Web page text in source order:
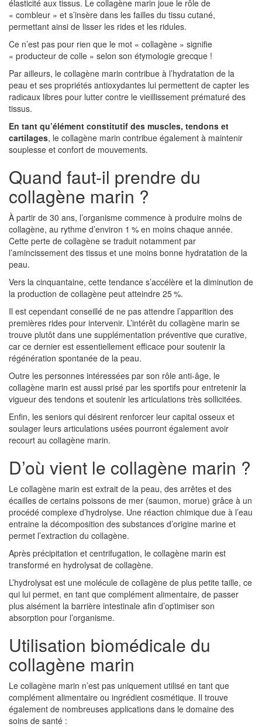
élasticité aux tissus. Le collagène marin joue le rôle de
« combleur » et s’insère dans les failles du tissu cutané,
permettant ainsi de lisser les rides et les ridules.
Ce n’est pas pour rien que le mot « collagène » signifie
« producteur de colle » selon son étymologie grecque !
Par ailleurs, le collagène marin contribue à l’hydratation de la
peau et ses propriétés antioxydantes lui permettent de capter les
radicaux libres pour lutter contre le vieillissement prématuré des
tissus.
En tant qu’élément constitutif des muscles, tendons et
cartilages, le collagène marin contribue également à maintenir
souplesse et confort de mouvements.
Quand faut-il prendre du
collagène marin ?
À partir de 30 ans, l’organisme commence à produire moins de
collagène, au rythme d’environ 1 % en moins chaque année.
Cette perte de collagène se traduit notamment par
l’amincissement des tissus et une moins bonne hydratation de la
peau.
Vers la cinquantaine, cette tendance s’accélère et la diminution de
la production de collagène peut atteindre 25 %.
Il est cependant conseillé de ne pas attendre l’apparition des
premières rides pour intervenir. L’intérêt du collagène marin se
trouve plutôt dans une supplémentation préventive que curative,
car ce dernier est essentiellement efficace pour soutenir la
régénération spontanée de la peau.
Outre les personnes intéressées par son rôle anti-âge, le
collagène marin est aussi prisé par les sportifs pour entretenir la
vigueur des tendons et soutenir les articulations très sollicitées.
Enfin, les seniors qui désirent renforcer leur capital osseux et
soulager leurs articulations usées pourront également avoir
recourt au collagène marin.
D’où vient le collagène marin ?
Le collagène marin est extrait de la peau, des arrêtes et des
écailles de certains poissons de mer (saumon, morue) grâce à un
procédé complexe d’hydrolyse. Une réaction chimique due à l’eau
entraine la décomposition des substances d’origine marine et
permet l’extraction du collagène.
Après précipitation et centrifugation, le collagène marin est
transformé en hydrolysat de collagène.
L’hydrolysat est une molécule de collagène de plus petite taille, ce
qui lui permet, en tant que complément alimentaire, de passer
plus aisément la barrière intestinale afin d’optimiser son
absorption pour l’organisme.
Utilisation biomédicale du
collagène marin
Le collagène marin n’est pas uniquement utilisé en tant que
complément alimentaire ou ingrédient cosmétique. Il trouve
également de nombreuses applications dans le domaine des
soins de santé :